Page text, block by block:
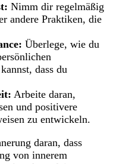
Nimm dir regelmäßig
andere Praktiken, die
Überlege, wie du
dass du
Arbeite daran,
und positivere
zu entwickeln.
daran, dass
von innerem